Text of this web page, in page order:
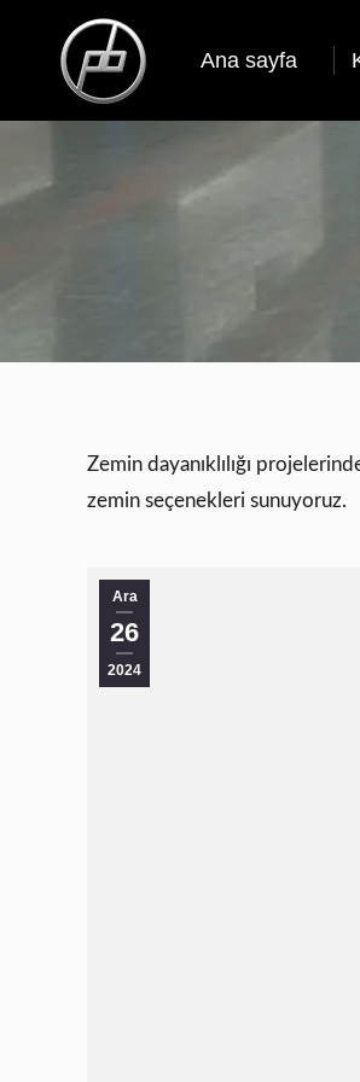
Ana sayfa
Zemin dayanıklılığı
zemin seçenekleri sunuyoruz.
Ara
26
2024